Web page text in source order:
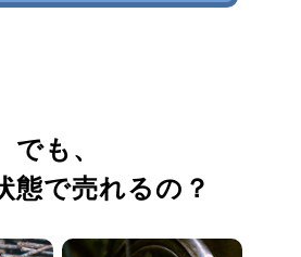
でも、
態で売れるの？